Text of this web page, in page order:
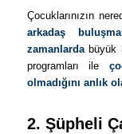
Çocuklarınızın
arkadaş
zamanlardabüyük
programları ile
olmadığını anlık
2. Şüpheli